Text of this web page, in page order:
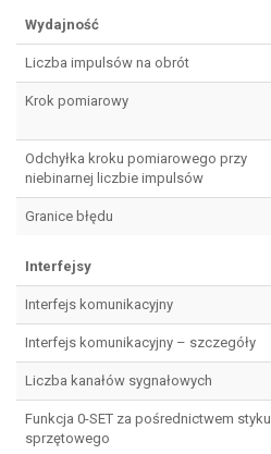
Wydajność
Liczba impulsów na obrót
Krok pomiarowy
Odchyłka kroku pomiarowego przy
niebinarnej liczbie impulsów
Granice błędu
Interfejsy
Interfejs komunikacyjny
Interfejs komunikacyjny – szczegóły
Liczba kanałów sygnałowych
Funkcja 0-SET za pośrednictwem styku
sprzętowego